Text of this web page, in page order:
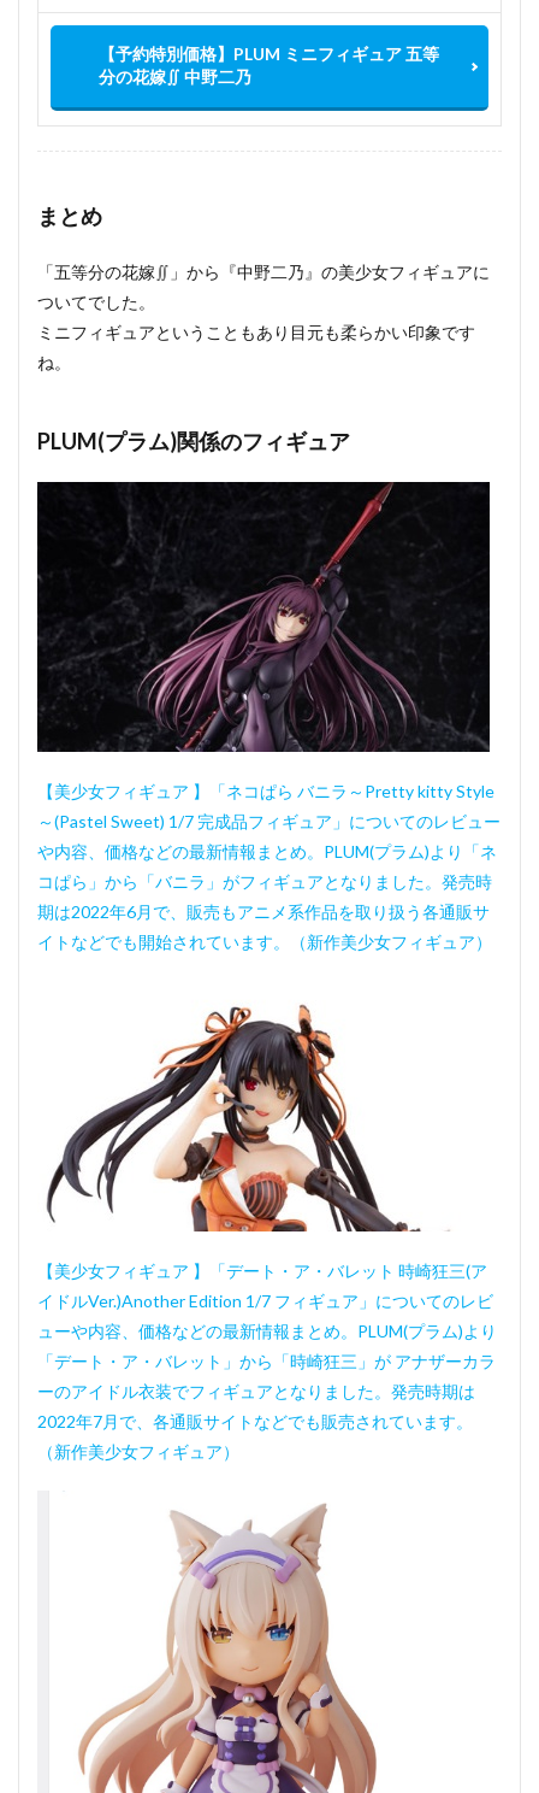
【予約特別価格】PLUM ミニフィギュア 五等
分の花嫁∬ 中野二乃
まとめ
「五等分の花嫁∬」から『中野二乃』の美少女フィギュアに
ついてでした。
ミニフィギュアということもあり目元も柔らかい印象です
ね。
PLUM(プラム)関係のフィギュア
【美少女フィギュア 】「ネコぱら バニラ～Pretty kitty Style
～(Pastel Sweet) 1/7 完成品フィギュア」についてのレビュー
や内容、価格などの最新情報まとめ。PLUM(プラム)より「ネ
コぱら」から「バニラ」がフィギュアとなりました。発売時
期は2022年6月で、販売もアニメ系作品を取り扱う各通販サ
イトなどでも開始されています。（新作美少女フィギュア）
【美少女フィギュア 】「デート・ア・バレット 時崎狂三(ア
イドルVer.)Another Edition 1/7 フィギュア」についてのレビ
ューや内容、価格などの最新情報まとめ。PLUM(プラム)より
「デート・ア・バレット」から「時崎狂三」が アナザーカラ
ーのアイドル衣装でフィギュアとなりました。発売時期は
2022年7月で、各通販サイトなどでも販売されています。
（新作美少女フィギュア）